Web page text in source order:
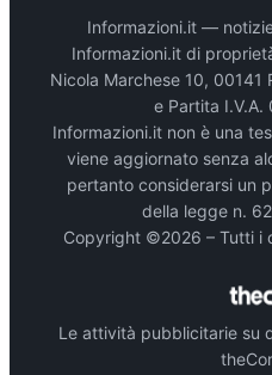
Informazioni.it —
Informazioni.it di
Nicola Marchese 10, 00141
e Partita
Informazioni.it non è una
viene aggiornato senza
pertanto considerarsi un
della legge n.
Copyright ©2026 – Tutti i
Le attività pubblicitarie su